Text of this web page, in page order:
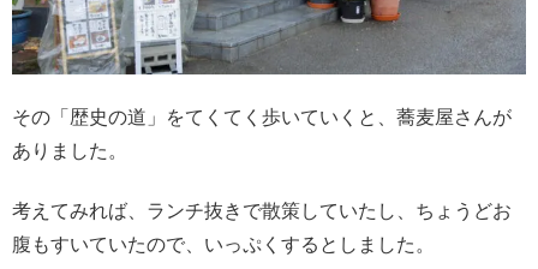
その「歴史の道」をてくてく歩いていくと、蕎麦屋さんが
ありました。
考えてみれば、ランチ抜きで散策していたし、ちょうどお
腹もすいていたので、いっぷくするとしました。